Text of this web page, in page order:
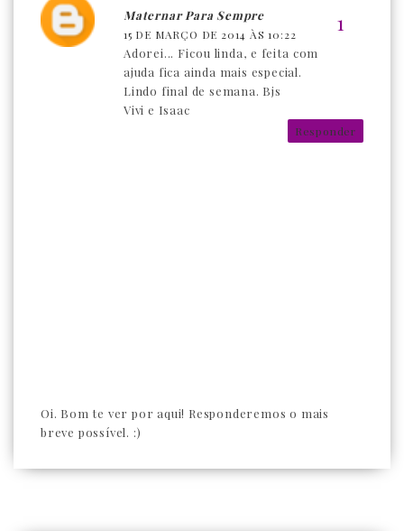
Maternar Para Sempre
15 DE MARÇO DE 2014 ÀS 10:22
Adorei... Ficou linda, e feita com
ajuda fica ainda mais especial.
Lindo final de semana. Bjs
Vivi e Isaac
Responder
Oi. Bom te ver por aqui! Responderemos o mais
breve possível. :)